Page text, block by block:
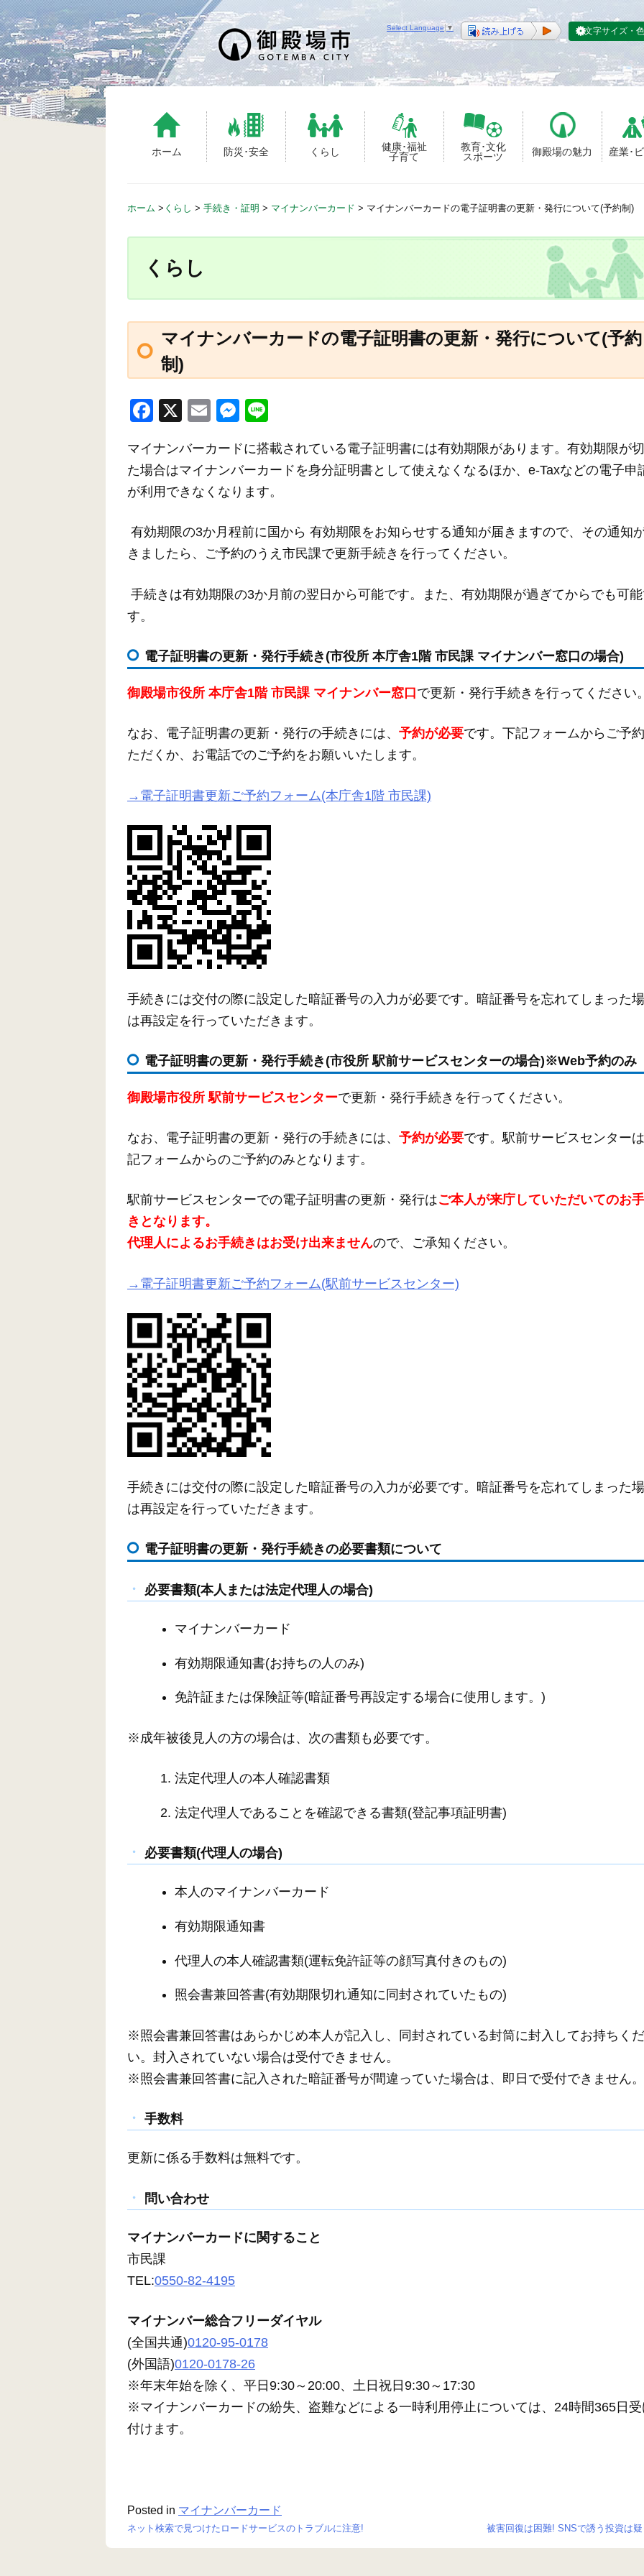
S
k
i
p
t
o
c
ホーム 防災･安全 くらし
健康･福祉
子育て
教育･文化
スポーツ
御殿場の魅力 産業･
Select Language ▼ 文字サイズ・
ホーム > くらし > 手続き・証明 > マイナンバーカード > マイナンバーカードの電子証明書の更新・発行について(予約制)
くらし
マイナンバーカードの電子証明書の更新・発行について(予約
制)
F
c
e
b
o
o
X
E
ail
M
ss
e
n
g
er
e
マイナンバーカードに搭載されている電子証明書には有効期限があります。有効期限が
た場合はマイナンバーカードを身分証明書として使えなくなるほか、e-Taxなどの電子申
が利用できなくなります。
有効期限の3か月程前に国から 有効期限をお知らせする通知が届きますので、その通知
きましたら、ご予約のうえ市民課で更新手続きを行ってください。
手続きは有効期限の3か月前の翌日から可能です。また、有効期限が過ぎてからでも可
す。
電子証明書の更新・発行手続き(市役所 本庁舎1階 市民課 マイナンバー窓口の場合)
御殿場市役所 本庁舎1階 市民課 マイナンバー窓口で更新・発行手続きを行ってください
なお、電子証明書の更新・発行の手続きには、 予約が必要です。下記フォームからご予
ただくか、お電話でのご予約をお願いいたします。
→電子証明書更新ご予約フォーム(本庁舎1階 市民課)
手続きには交付の際に設定した暗証番号の入力が必要です。暗証番号を忘れてしまった
は再設定を行っていただきます。
電子証明書の更新・発行手続き(市役所 駅前サービスセンターの場合)※Web予約のみ
御殿場市役所 駅前サービスセンターで更新・発行手続きを行ってください。
なお、電子証明書の更新・発行の手続きには、 予約が必要です。駅前サービスセンター
記フォームからのご予約のみとなります。
駅前サービスセンターでの電子証明書の更新・発行はご本人が来庁していただいてのお
きとなります。
代理人によるお手続きはお受け出来ませんので、ご承知ください。
→電子証明書更新ご予約フォーム(駅前サービスセンター)
手続きには交付の際に設定した暗証番号の入力が必要です。暗証番号を忘れてしまった
は再設定を行っていただきます。
電子証明書の更新・発行手続きの必要書類について
必要書類(本人または法定代理人の場合)
マイナンバーカード
有効期限通知書(お持ちの人のみ)
免許証または保険証等(暗証番号再設定する場合に使用します。)
※成年被後見人の方の場合は、次の書類も必要です。
法定代理人の本人確認書類
法定代理人であることを確認できる書類(登記事項証明書)
必要書類(代理人の場合)
本人のマイナンバーカード
有効期限通知書
代理人の本人確認書類(運転免許証等の顔写真付きのもの)
照会書兼回答書(有効期限切れ通知に同封されていたもの)
※照会書兼回答書はあらかじめ本人が記入し、同封されている封筒に封入してお持ちく
い。封入されていない場合は受付できません。
※照会書兼回答書に記入された暗証番号が間違っていた場合は、即日で受付できません。
手数料
更新に係る手数料は無料です。
問い合わせ
マイナンバーカードに関すること
市民課
TEL:0550-82-4195
マイナンバー総合フリーダイヤル
(全国共通)0120-95-0178
(外国語)0120-0178-26
※年末年始を除く、平日9:30～20:00、土日祝日9:30～17:30
※マイナンバーカードの紛失、盗難などによる一時利用停止については、24時間365日
付けます。
Posted in マイナンバーカード
ネット検索で見つけたロードサービスのトラブルに注意! 被害回復は困難! SNSで誘う投資は